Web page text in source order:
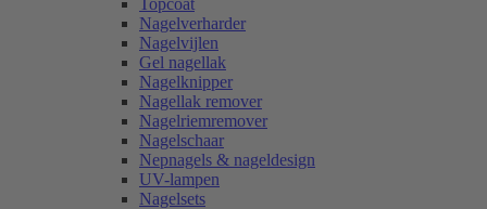
Topcoat
Nagelverharder
Nagelvijlen
Gel nagellak
Nagelknipper
Nagellak remover
Nagelriemremover
Nagelschaar
Nepnagels & nageldesign
UV-lampen
Nagelsets